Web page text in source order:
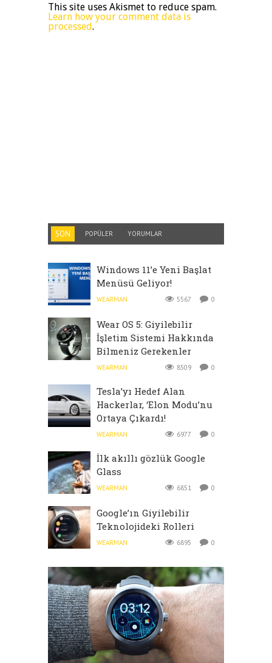
This site uses Akismet to reduce spam.
Learn how your comment data is
processed.
SON POPÜLER YORUMLAR
Windows 11’e Yeni Başlat
Menüsü Geliyor!
WEARMAN 5567 0
Wear OS 5: Giyilebilir
İşletim Sistemi Hakkında
Bilmeniz Gerekenler
WEARMAN 8509 0
Tesla’yı Hedef Alan
Hackerlar, ‘Elon Modu’nu
Ortaya Çıkardı!
WEARMAN 6977 0
İlk akıllı gözlük Google
Glass
WEARMAN 6851 0
Google’ın Giyilebilir
Teknolojideki Rolleri
WEARMAN 6895 0